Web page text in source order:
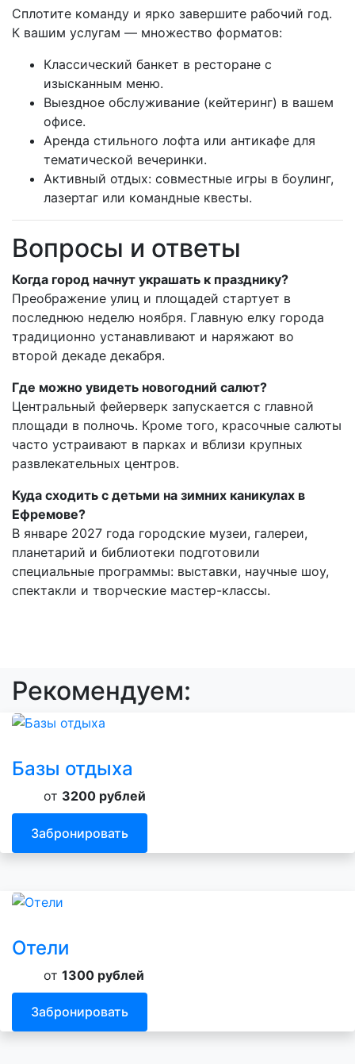
Сплотите команду и ярко завершите рабочий год.
К вашим услугам — множество форматов:
Классический банкет в ресторане с
изысканным меню.
Выездное обслуживание (кейтеринг) в вашем
офисе.
Аренда стильного лофта или антикафе для
тематической вечеринки.
Активный отдых: совместные игры в боулинг,
лазертаг или командные квесты.
Вопросы и ответы
Когда город начнут украшать к празднику?
Преображение улиц и площадей стартует в
последнюю неделю ноября. Главную елку города
традиционно устанавливают и наряжают во
второй декаде декабря.
Где можно увидеть новогодний салют?
Центральный фейерверк запускается с главной
площади в полночь. Кроме того, красочные салюты
часто устраивают в парках и вблизи крупных
развлекательных центров.
Куда сходить с детьми на зимних каникулах в
Ефремове?
В январе 2027 года городские музеи, галереи,
планетарий и библиотеки подготовили
специальные программы: выставки, научные шоу,
спектакли и творческие мастер-классы.
Рекомендуем:
Базы отдыха
от 3200 рублей
Забронировать
Отели
от 1300 рублей
Забронировать